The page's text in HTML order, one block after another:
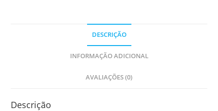
DESCRIÇÃO
INFORMAÇÃO ADICIONAL
AVALIAÇÕES (0)
Descrição